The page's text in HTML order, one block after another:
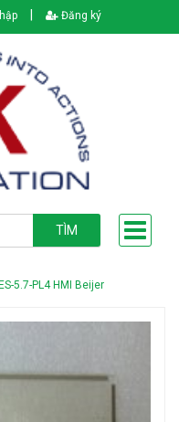
Đăng ký
TÌM
5.7-PL4 HMI Beijer